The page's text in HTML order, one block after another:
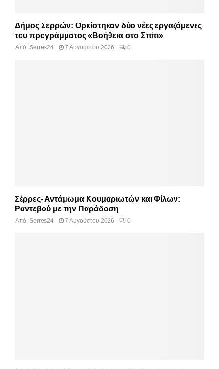
Δήμος Σερρών: Ορκίστηκαν δύο νέες εργαζόμενες
του προγράμματος «Βοήθεια στο Σπίτι»
Από: Serres24 7 Αυγούστου 2026 0
Σέρρες- Αντάμωμα Κουμαριωτών και Φίλων:
Ραντεβού με την Παράδοση
Από: Serres24 7 Αυγούστου 2026 0